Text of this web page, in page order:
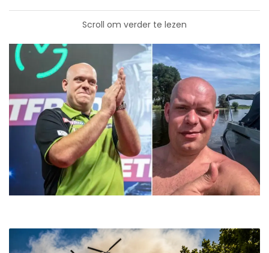
Scroll om verder te lezen